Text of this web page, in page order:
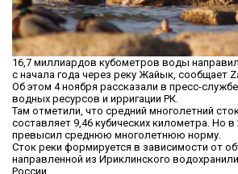
16,7 миллиардов кубометров воды
с начала года через реку Жайык, сообщает
Об этом 4 ноября рассказали в пресс-
водных ресурсов и ирригации РК.
Там отметили, что средний многолетний
составляет 9,46 кубических километра. Но
превысил среднюю многолетнюю норму.
Сток реки формируется в зависимости от
направленной из Ириклинского
России.